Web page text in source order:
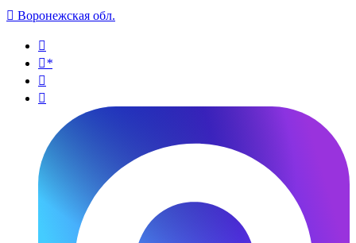
 Воронежская обл.

*

